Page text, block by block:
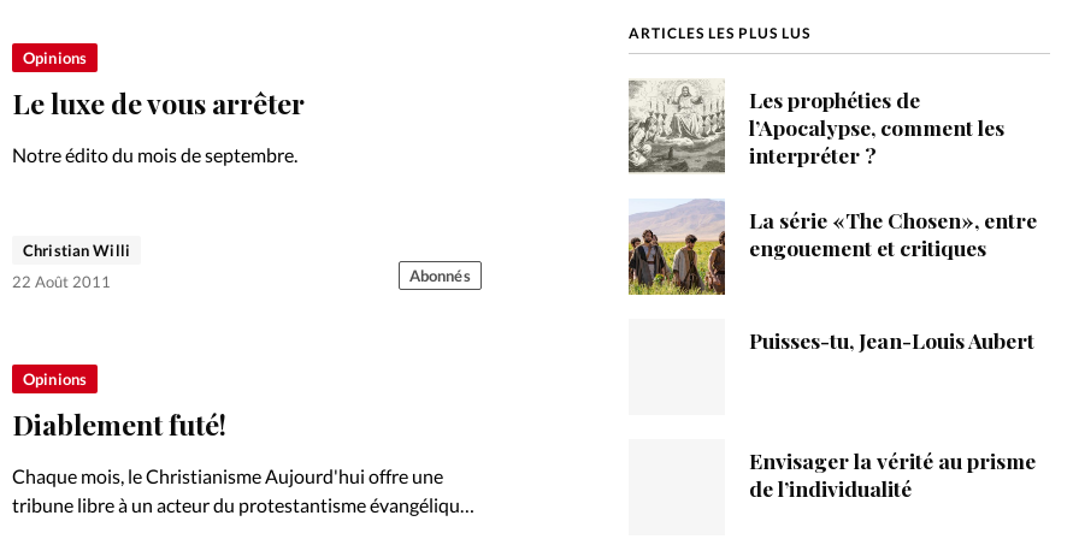
Opinions
Changemement d'adresse
Opinions
Le luxe de vous arrêter
Notre édito du mois de septembre.
Christian Willi
22 Août 2011
Abonnés
Opinions
Diablement futé!
Chaque mois, le Christianisme Aujourd'hui offre une
tribune libre à un acteur du protestantisme évangélique
ARTICLES LES PLUS LUS
Les prophéties de
l’Apocalypse, comment les
interpréter ?
La série «The Chosen», entre
engouement et critiques
Puisses-tu, Jean-Louis Aubert
Envisager la vérité au prisme
de l’individualité